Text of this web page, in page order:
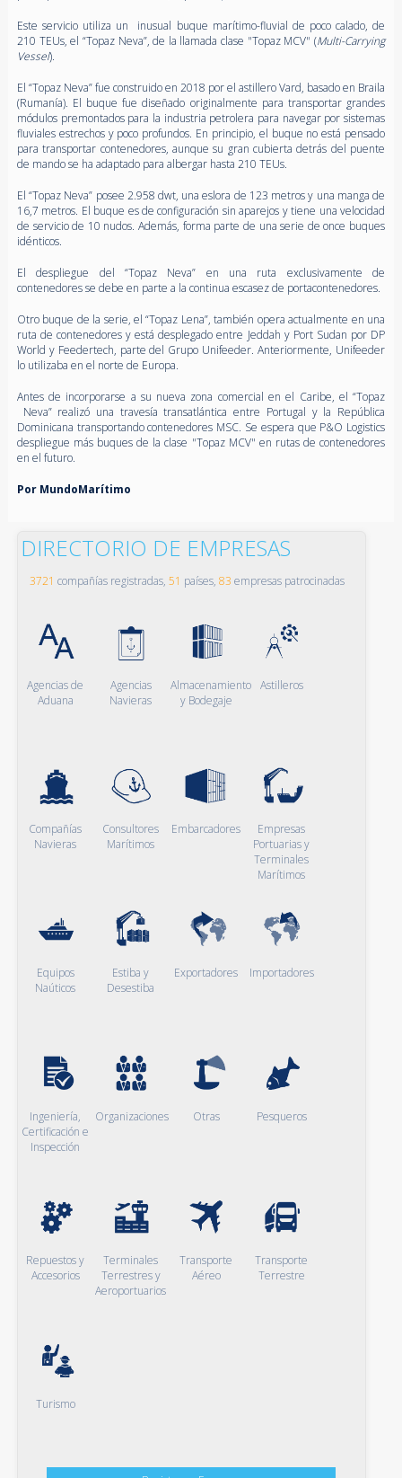
Este servicio utiliza un inusual buque marítimo-fluvial de poco calado, de
210 TEUs, el “Topaz Neva”, de la llamada clase "Topaz MCV" (Multi-Carrying
Vessel).
El “Topaz Neva” fue construido en 2018 por el astillero Vard, basado en Braila
(Rumanía). El buque fue diseñado originalmente para transportar grandes
módulos premontados para la industria petrolera para navegar por sistemas
fluviales estrechos y poco profundos. En principio, el buque no está pensado
para transportar contenedores, aunque su gran cubierta detrás del puente
de mando se ha adaptado para albergar hasta 210 TEUs.
El “Topaz Neva” posee 2.958 dwt, una eslora de 123 metros y una manga de
16,7 metros. El buque es de configuración sin aparejos y tiene una velocidad
de servicio de 10 nudos. Además, forma parte de una serie de once buques
idénticos.
El despliegue del “Topaz Neva” en una ruta exclusivamente de
contenedores se debe en parte a la continua escasez de portacontenedores.
Otro buque de la serie, el “Topaz Lena”, también opera actualmente en una
ruta de contenedores y está desplegado entre Jeddah y Port Sudan por DP
World y Feedertech, parte del Grupo Unifeeder. Anteriormente, Unifeeder
lo utilizaba en el norte de Europa.
Antes de incorporarse a su nueva zona comercial en el Caribe, el “Topaz
Neva” realizó una travesía transatlántica entre Portugal y la República
Dominicana transportando contenedores MSC. Se espera que P&O Logistics
despliegue más buques de la clase "Topaz MCV" en rutas de contenedores
en el futuro.
Por MundoMarítimo
DIRECTORIO DE EMPRESAS
3721 compañías registradas, 51 países, 83 empresas patrocinadas
Agencias de
Aduana
Agencias
Navieras
Almacenamiento
y Bodegaje
Astilleros
Compañías
Navieras
Consultores
Marítimos
Embarcadores
Empresas
Portuarias y
Terminales
Marítimos
Equipos
Naúticos
Estiba y
Desestiba
Exportadores Importadores
Ingeniería,
Certificación e
Inspección
Organizaciones Otras Pesqueros
Repuestos y
Accesorios
Terminales
Terrestres y
Aeroportuarios
Transporte
Aéreo
Transporte
Terrestre
Turismo